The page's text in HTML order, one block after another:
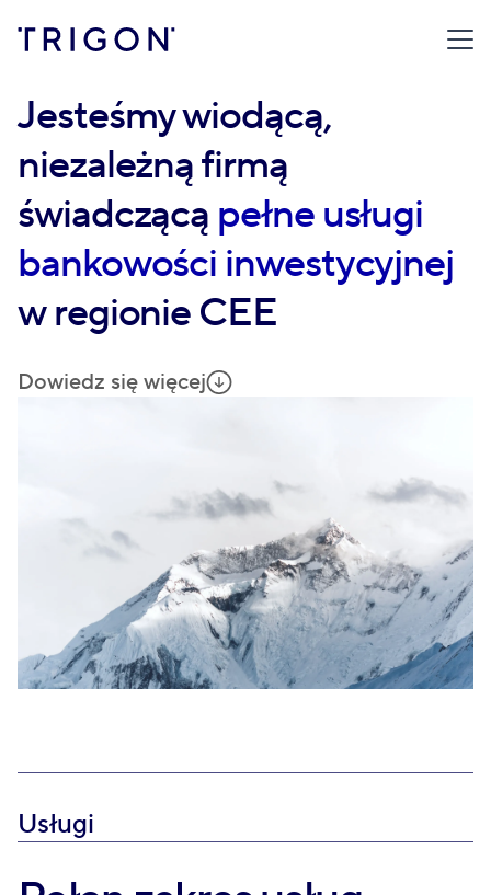
Jesteśmy wiodącą,
niezależną firmą
świadczącą pełne usługi
bankowości inwestycyjnej
w regionie CEE
Dowiedz się więcej
Usługi